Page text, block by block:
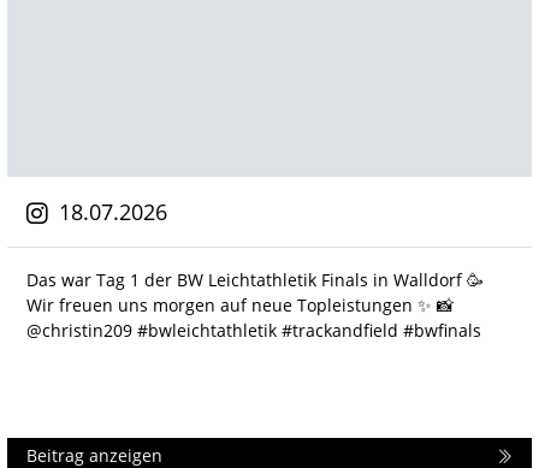
18.07.2026
Das war Tag 1 der BW Leichtathletik Finals in Walldorf 🥳
Wir freuen uns morgen auf neue Topleistungen ✨️ 📸
@christin209 #bwleichtathletik #trackandfield #bwfinals
Beitrag anzeigen